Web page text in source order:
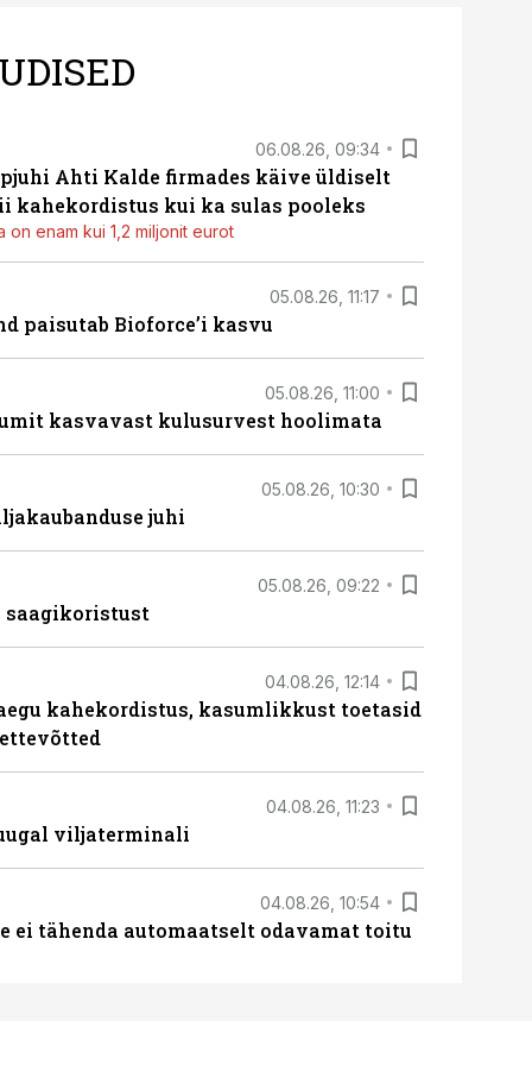
06.08.26, 09:34
Ahti Kalde firmades käive üldiselt
kahekordistus kui ka sulas pooleks
on enam kui 1,2 miljonit eurot
05.08.26, 11:17
paisutab Bioforce’i kasvu
05.08.26, 11:00
kasvavast kulusurvest hoolimata
05.08.26, 10:30
juhi
05.08.26, 09:22
saagikoristust
04.08.26, 12:14
kahekordistus, kasumlikkust toetasid
04.08.26, 11:23
viljaterminali
04.08.26, 10:54
ei tähenda automaatselt odavamat toitu